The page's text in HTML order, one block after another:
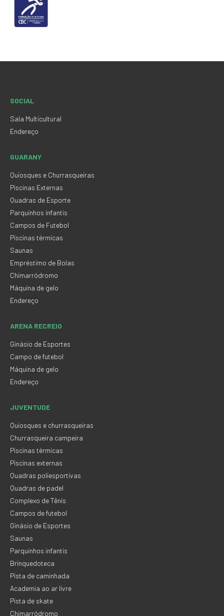
SOCIAL
Sala Multicultural
Endereço
GUARANY
Quiosques e Churrasqueiras
Piscinas Externas
Quadras de Esporte
Parquinhos infantis
Campos de Futebol
Piscinas térmicas
Saunas
Empréstimo de Bolas
Chimarródromo
Máquina de gelo
Endereço
ARENA RECREIO
Ginásio de Esportes
Campo de futebol
Máquina de gelo
Endereço
JUVENTUDE
Quiosques e churrasqueiras
Churrasqueira campeira
Piscinas térmicas
Piscinas externas
Quadras poliesportivas
Quadras de padel
Complexo de Tênis
Campos de futebol
Ginásio de Esportes
Saunas
Parquinhos infantis
Brinquedoteca
Pista de caminhada
Academia ao ar livre
Pista de skate
Chimarródromo